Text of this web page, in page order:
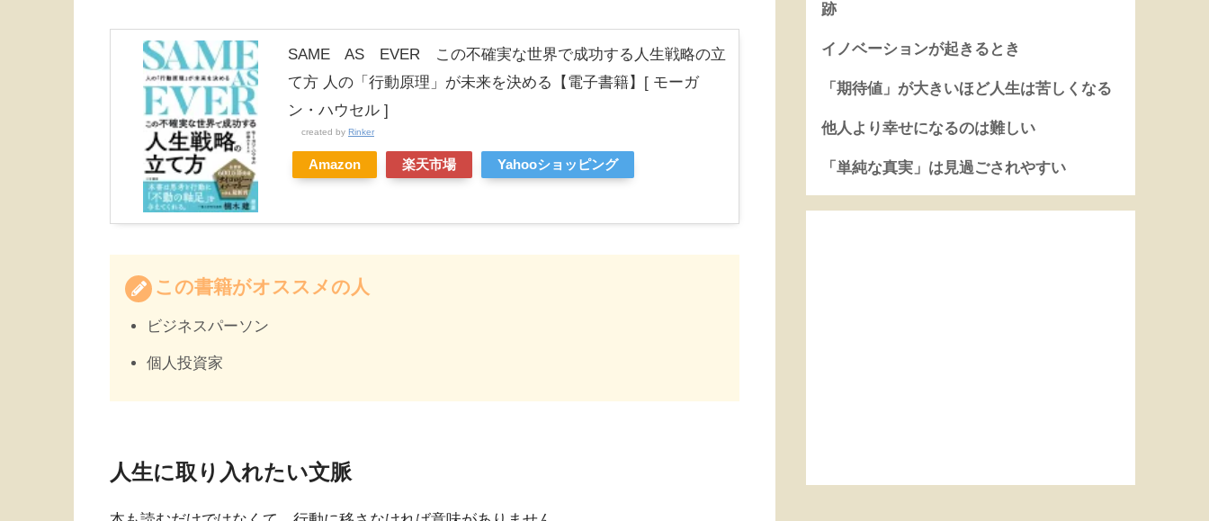
SAME AS EVER この不確実な世界で成功する人生戦略の立
て方 人の「行動原理」が未来を決める【電子書籍】[ モーガ
ン・ハウセル ]
created by Rinker
Amazon 楽天市場 Yahooショッピング
この書籍がオススメの人
ビジネスパーソン
個人投資家
人生に取り入れたい文脈
跡
イノベーションが起きるとき
「期待値」が大きいほど人生は苦しくなる
他人より幸せになるのは難しい
「単純な真実」は見過ごされやすい